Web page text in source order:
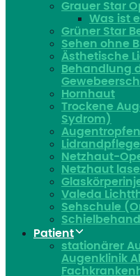
Grauer Star
Was ist
Grüner Star
Sehen ohne
Ästhetische
Behandlung
Hornhaut
Trockene
Sydrom)
Lidrandpflege
Netzhaut-
Netzhaut
Valeda
Sehschule
Patient
stationärer
Augenklinik